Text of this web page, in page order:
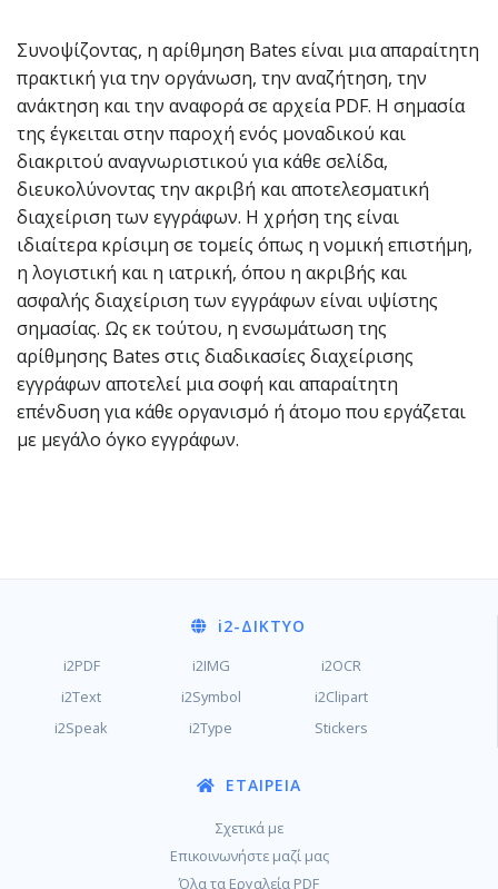
Συνοψίζοντας, η αρίθμηση Bates είναι μια απαραίτητη
πρακτική για την οργάνωση, την αναζήτηση, την
ανάκτηση και την αναφορά σε αρχεία PDF. Η σημασία
της έγκειται στην παροχή ενός μοναδικού και
διακριτού αναγνωριστικού για κάθε σελίδα,
διευκολύνοντας την ακριβή και αποτελεσματική
διαχείριση των εγγράφων. Η χρήση της είναι
ιδιαίτερα κρίσιμη σε τομείς όπως η νομική επιστήμη,
η λογιστική και η ιατρική, όπου η ακριβής και
ασφαλής διαχείριση των εγγράφων είναι υψίστης
σημασίας. Ως εκ τούτου, η ενσωμάτωση της
αρίθμησης Bates στις διαδικασίες διαχείρισης
εγγράφων αποτελεί μια σοφή και απαραίτητη
επένδυση για κάθε οργανισμό ή άτομο που εργάζεται
με μεγάλο όγκο εγγράφων.
i2-ΔΊΚΤΥΟ
i2PDF i2IMG
i2OCR
i2Text
i2Symbol
i2Clipart
i2Speak
i2Type Stickers
ΕΤΑΙΡΕΊΑ
Σχετικά με
Επικοινωνήστε μαζί μας
Όλα τα Εργαλεία PDF